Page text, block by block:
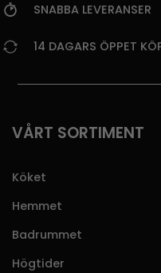
SNABBA LEVERANSER
14 DAGARS ÖPPET
VÅRT SORTIMENT
Köket
Hemmet
Badrummet
Högtider